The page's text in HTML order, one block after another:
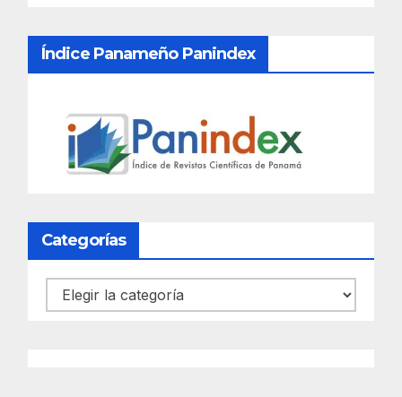
Índice Panameño Panindex
Categorías
Categorías